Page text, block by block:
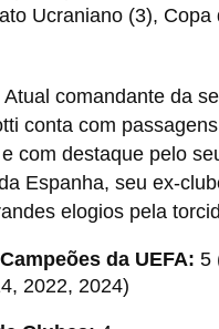
Ucraniano (3), Copa
Atual comandante da
conta com
com destaque pelo
Espanha, seu ex-
elogios pela
da UEFA: 5
2022, 2024)